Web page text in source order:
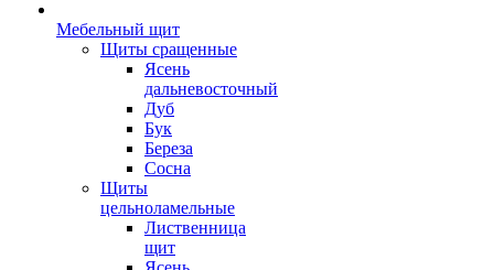
Мебельный щит
Щиты сращенные
Ясень
дальневосточный
Дуб
Бук
Береза
Сосна
Щиты
цельноламельные
Лиственница
щит